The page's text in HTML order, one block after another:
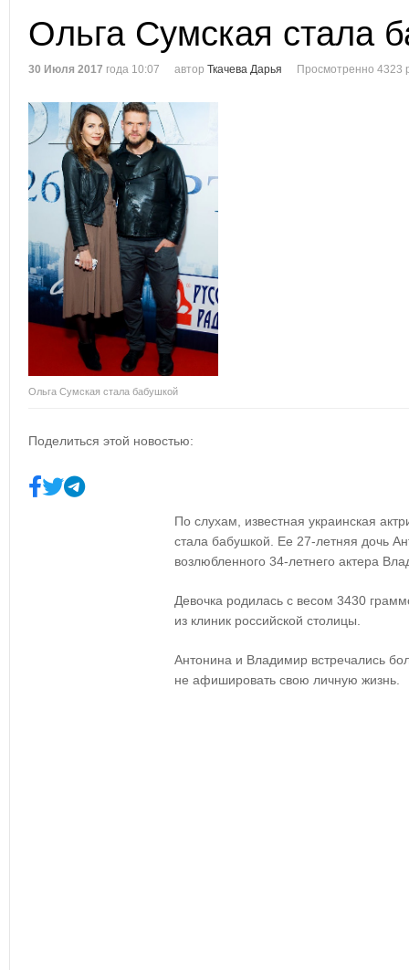
Ольга Сумская стала
30 Июля 2017 года 10:07 автор Ткачева Дарья Просмотренно 4323
Ольга Сумская стала бабушкой
Поделиться этой новостью:
По слухам, известная украинская
стала бабушкой. Ее 27-летняя дочь
возлюбленного 34-летнего актера
Девочка родилась с весом 3430
из клиник российской столицы.
Антонина и Владимир встречались
не афишировать свою личную жизнь.